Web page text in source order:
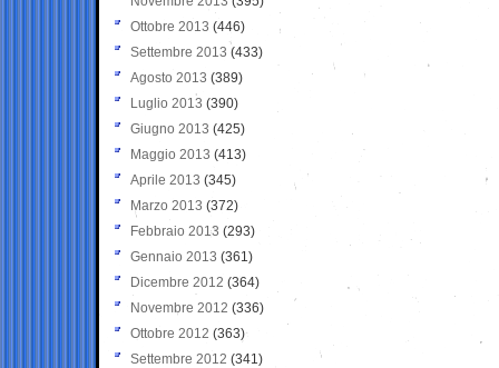
Ottobre 2013 (446)
Settembre 2013 (433)
Agosto 2013 (389)
Luglio 2013 (390)
Giugno 2013 (425)
Maggio 2013 (413)
Aprile 2013 (345)
Marzo 2013 (372)
Febbraio 2013 (293)
Gennaio 2013 (361)
Dicembre 2012 (364)
Novembre 2012 (336)
Ottobre 2012 (363)
Settembre 2012 (341)